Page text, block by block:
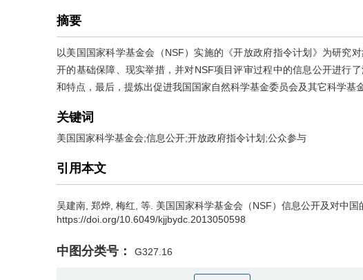
摘要
以美国国家科学基金会（NSF）实施的《开放政府指令计划》为研究
开的基础保障、现实举措，并对NSF项目评审过程中的信息公开进行
和特点，最后，提炼出促进我国国家自然科学基金委员会及其它科学基
关键词
美国国家科学基金会;信息公开;开放政府指令计划;公众参与
引用本文
吴建南 郑烨 梅红 等 美国国家科学基金会（NSF）信息公开及对中
https://doi.org/10.6049/kjjbydc.2013050598
中图分类号： G327.16